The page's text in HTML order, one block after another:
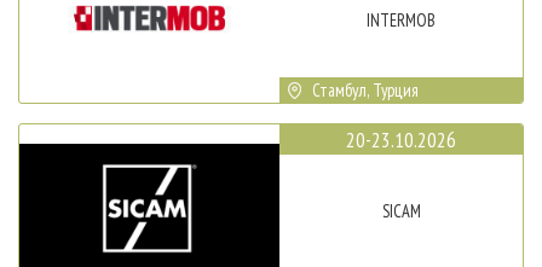
INTERMOB
Стамбул, Турция
20-23.10.2026
SICAM